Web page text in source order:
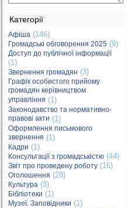
Категорії
Афіша (146)
Громадські обговорення 2025 (9)
Доступ до публічної інформації
(1)
Звернення громадян (3)
Графік особистого прийому
громадян керівництвом
управління (1)
Законодавство та нормативно-
правові акти (1)
Оформлення письмового
звернення (1)
Кадри (1)
Консультації з громадськістю (44)
Звіт про проведену роботу (16)
Оголошення (28)
Культура (3)
Бібліотеки (1)
Музеї. Заповідники (1)